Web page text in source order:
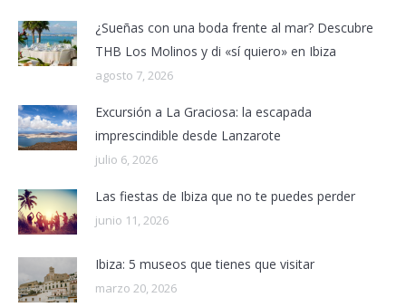
¿Sueñas con una boda frente al mar? Descubre
THB Los Molinos y di «sí quiero» en Ibiza
agosto 7, 2026
Excursión a La Graciosa: la escapada
imprescindible desde Lanzarote
julio 6, 2026
Las fiestas de Ibiza que no te puedes perder
junio 11, 2026
Ibiza: 5 museos que tienes que visitar
marzo 20, 2026